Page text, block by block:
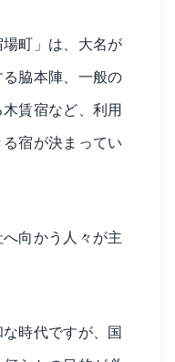
町」は、大名が
脇本陣、一般の
賃宿など、利用
宿が決まってい
向かう人々が主
時代ですが、国